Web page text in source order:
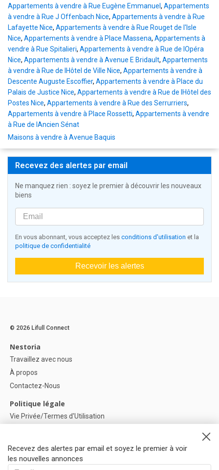
Appartements à vendre à Rue Eugène Emmanuel , Appartements
à vendre à Rue J Offenbach Nice, Appartements à vendre à Rue
Lafayette Nice, Appartements à vendre à Rue Rouget de l'Isle
Nice, Appartements à vendre à Place Massena, Appartements à
vendre à Rue Spitalieri, Appartements à vendre à Rue de lOpéra
Nice, Appartements à vendre à Avenue E Bridault, Appartements
à vendre à Rue de lHôtel de Ville Nice, Appartements à vendre à
Descente Auguste Escoffier, Appartements à vendre à Place du
Palais de Justice Nice, Appartements à vendre à Rue de lHôtel des
Postes Nice, Appartements à vendre à Rue des Serrurriers,
Appartements à vendre à Place Rossetti, Appartements à vendre
à Rue de lAncien Sénat
Maisons à vendre à Avenue Baquis
Recevez des alertes par email
Ne manquez rien : soyez le premier à découvrir les nouveaux
biens
En vous abonnant, vous acceptez les conditions d'utilisation et la
politique de confidentialité
Recevoir les alertes
Recevez des alertes par email et soyez le premier à voir
les nouvelles annonces
© 2026 Lifull Connect
Nestoria
Travaillez avec nous
À propos
Contactez-Nous
Politique légale
Vie Privée/Termes d'Utilisation
Paramètres des cookies